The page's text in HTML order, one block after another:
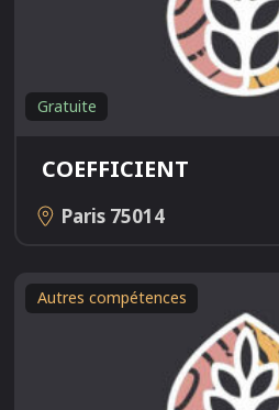
Gratuite
COEFFICIENT
Paris 75014
Autres compétences